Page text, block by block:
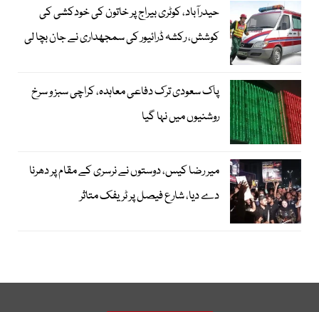
حیدرآباد، کوٹری بیراج پر خاتون کی خودکشی کی
کوشش، رکشہ ڈرائیور کی سمجھداری نے جان بچا لی
پاک سعودی ترک دفاعی معاہدہ، کراچی سبز و سرخ
روشنیوں میں نہا گیا
میر رضا کیس، دوستوں نے نرسری کے مقام پر دھرنا
دے دیا، شارع فیصل پر ٹریفک متاثر